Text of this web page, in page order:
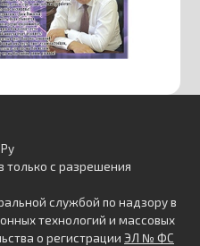
только с разрешения
службой по надзору в
технологий и массовых
о регистрации ЭЛ № ФС